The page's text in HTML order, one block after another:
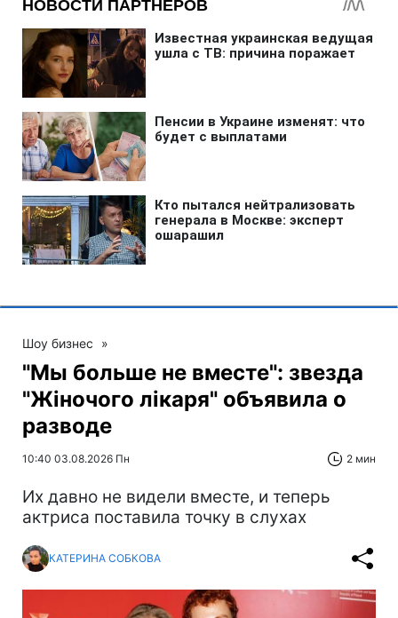
Шоу бизнес »
"Мы больше не вместе": звезда
"Жіночого лікаря" объявила о
разводе
10:40 03.08.2026 Пн 2 мин
Их давно не видели вместе, и теперь
актриса поставила точку в слухах
КАТЕРИНА СОБКОВА